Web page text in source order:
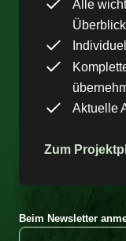
Alle
Überblick
Aktuelle
Zum
Beim Newsletter